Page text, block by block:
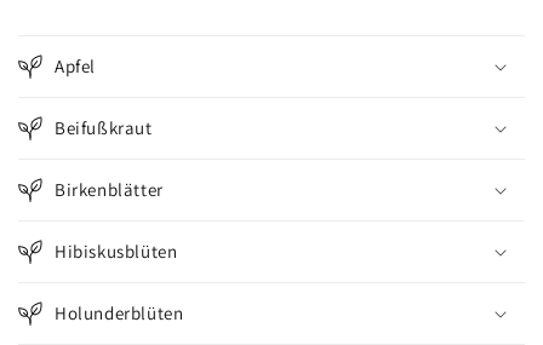
Apfel
Beifußkraut
Birkenblätter
Hibiskusblüten
Holunderblüten